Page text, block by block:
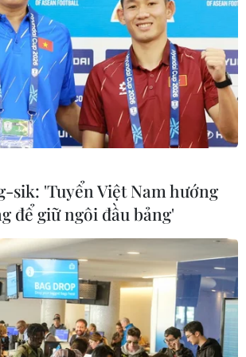
sân bay Long
Lung sập sau cú
2 người thoát
vực phía Tây Nam
khắc phục sự cố
sik: 'Tuyển Việt Nam hướng
để giữ ngôi đầu bảng'